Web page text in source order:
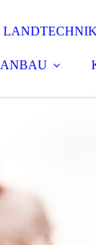
LANDTECHNIK